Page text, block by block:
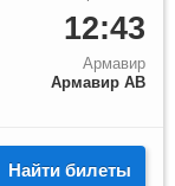
12:43
Армавир
Армавир АВ
Найти билеты